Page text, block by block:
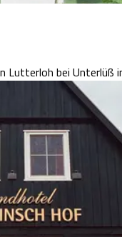
bei Unterlüß